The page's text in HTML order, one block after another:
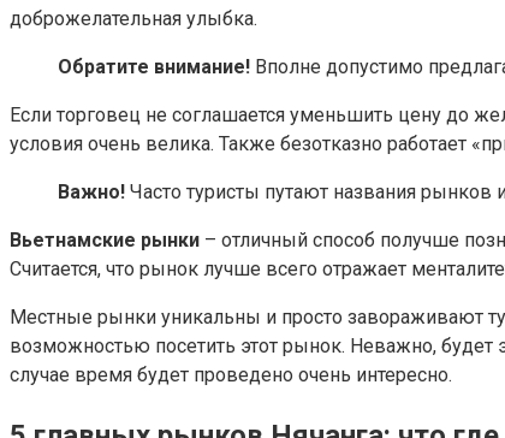
доброжелательная улыбка.
Обратите внимание! Вполне допустимо
Если торговец не соглашается уменьшить цену до
условия очень велика. Также безотказно работает
Важно! Часто туристы путают названия
Вьетнамские рынки – отличный способ получше
Считается, что рынок лучше всего отражает
Местные рынки уникальны и просто завораживают
возможностью посетить этот рынок. Неважно,
случае время будет проведено очень интересно.